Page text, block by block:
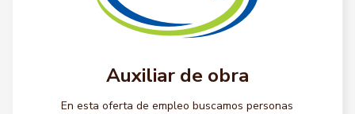
Auxiliar de obra
En esta oferta de empleo buscamos personas